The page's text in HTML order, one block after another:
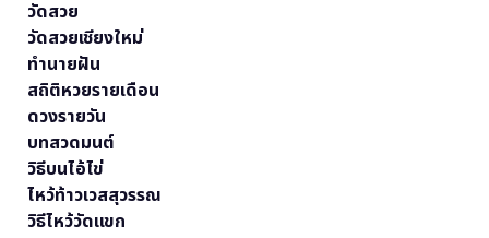
วัดสวย
วัดสวยเชียงใหม่
ทำนายฝัน
สถิติหวยรายเดือน
ดวงรายวัน
บทสวดมนต์
วิธีบนไอ้ไข่
ไหว้ท้าวเวสสุวรรณ
วิธีไหว้วัดแขก